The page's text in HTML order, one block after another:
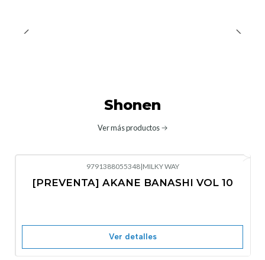
Shonen
Ver más productos
No disponible
9791388055348|MILKY WAY
[PREVENTA] AKANE BANASHI VOL 10
Ver detalles